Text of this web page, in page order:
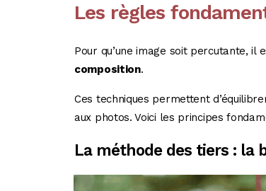
Les règles
Pour qu’une image soit percutante,
composition.
Ces techniques permettent
aux photos. Voici les principes
La méthode des tiers : la